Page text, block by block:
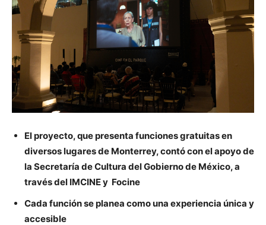
El proyecto, que presenta funciones gratuitas en
diversos lugares de Monterrey, contó con el apoyo de
la Secretaría de Cultura del Gobierno de México, a
través del IMCINE y Focine
Cada función se planea como una experiencia única y
accesible